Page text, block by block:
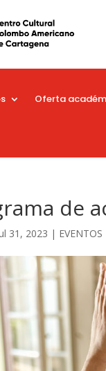
Oferta
de
31, 2023 | EVENTOS